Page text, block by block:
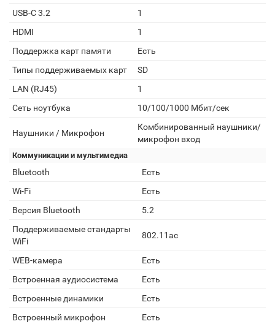
USB-C 3.2
1
HDMI
1
Поддержка карт памяти
Есть
Типы поддерживаемых карт
SD
LAN (RJ45)
1
Сеть ноутбука
10/100/1000 Мбит/сек
Наушники / Микрофон
Комбинированный наушники/
микрофон вход
Коммуникации и мультимедиа
Bluetooth
Есть
Wi-Fi
Есть
Версия Bluetooth
5.2
Поддерживаемые стандарты
WiFi
802.11ac
WEB-камера
Есть
Встроенная аудиосистема
Есть
Встроенные динамики
Есть
Встроенный микрофон
Есть